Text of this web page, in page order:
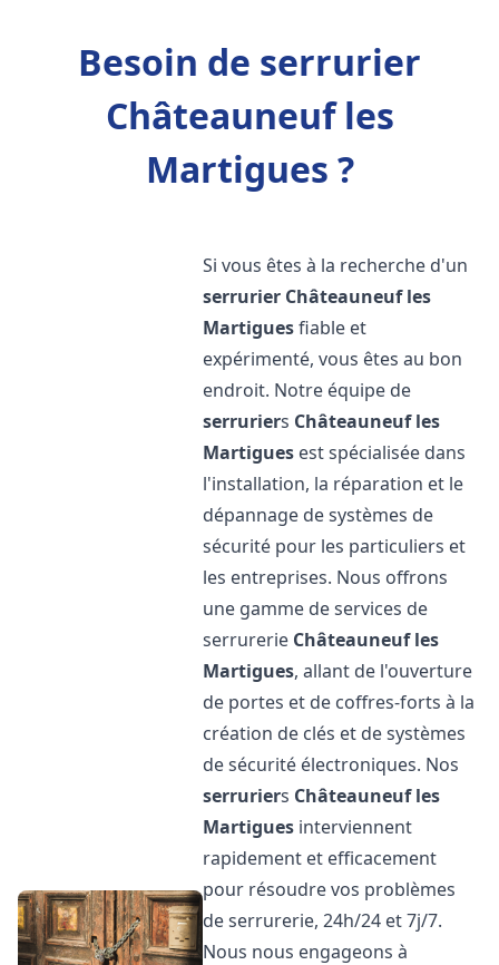
Besoin de serrurier
Châteauneuf les
Martigues ?
Si vous êtes à la recherche d'un
serrurier Châteauneuf les
Martiguesfiable et
expérimenté, vous êtes au bon
endroit. Notre équipe de
serruriers Châteauneuf les
Martigues est spécialisée dans
l'installation, la réparation et le
dépannage de systèmes de
sécurité pour les particuliers et
les entreprises. Nous offrons
une gamme de services de
serrurerie Châteauneuf les
Martigues, allant de l'ouverture
de portes et de coffres-forts à la
création de clés et de systèmes
de sécurité électroniques. Nos
serruriers Châteauneuf les
Martigues interviennent
rapidement et efficacement
pour résoudre vos problèmes
de serrurerie, 24h/24 et 7j/7.
Nous nous engageons à